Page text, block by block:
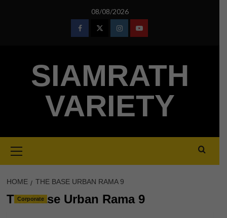
08/08/2026
FacebookTwitterInstagramYoutube
SIAMRATH
VARIETY
Menu
HOME THE BASE URBAN RAMA 9
The Base Urban Rama 9
Corporate